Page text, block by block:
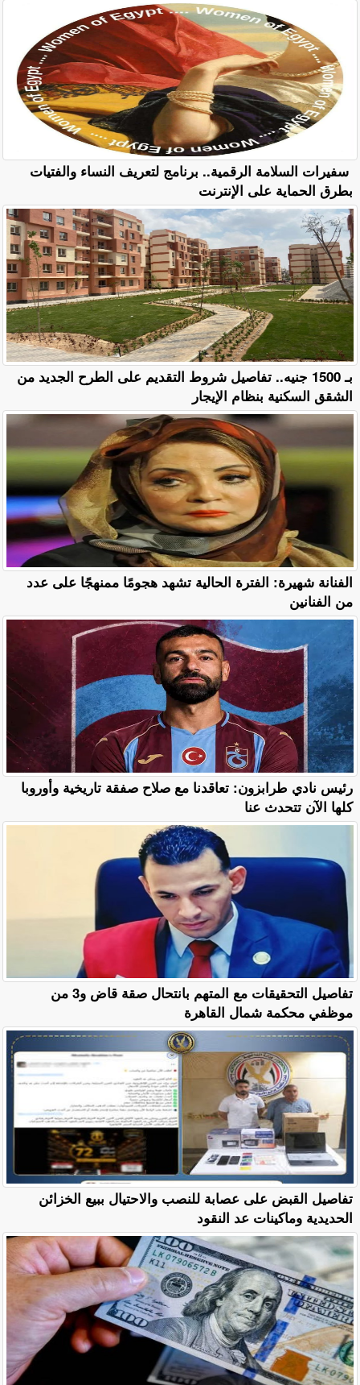
سفيرات السلامة الرقمية.. برنامج لتعريف النساء والفتيات
بطرق الحماية على الإنترنت
بـ 1500 جنيه.. تفاصيل شروط التقديم على الطرح الجديد من
الشقق السكنية بنظام الإيجار
الفنانة شهيرة: الفترة الحالية تشهد هجومًا ممنهجًا على عدد
من الفنانين
رئيس نادي طرابزون: تعاقدنا مع صلاح صفقة تاريخية وأوروبا
كلها الآن تتحدث عنا
تفاصيل التحقيقات مع المتهم بانتحال صقة قاض و3 من
موظفي محكمة شمال القاهرة
تفاصيل القبض على عصابة للنصب والاحتيال ببيع الخزائن
الحديدية وماكينات عد النقود